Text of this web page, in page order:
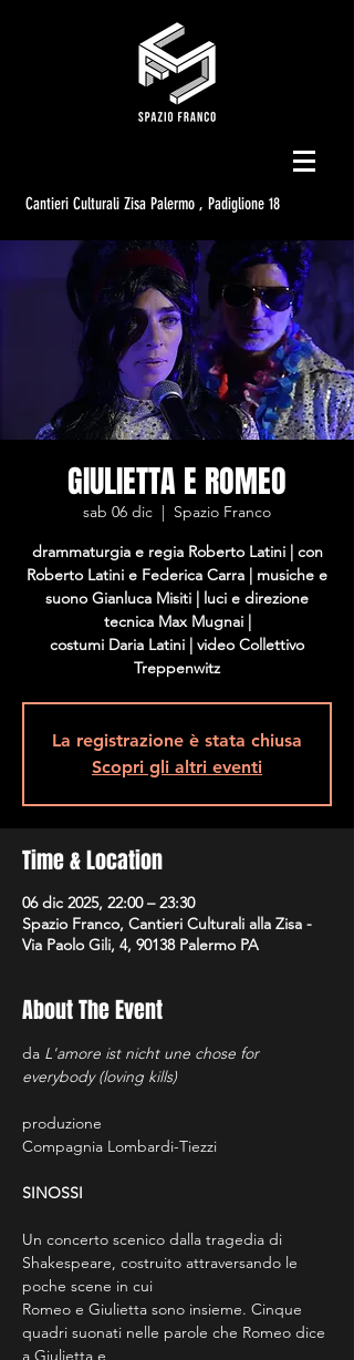
Cantieri Culturali Zisa Palermo , Padiglione 18
GIULIETTA E ROMEO
sab 06 dic
  |
Spazio Franco
drammaturgia e regia Roberto Latini | con
Roberto Latini e Federica Carra | musiche e
suono Gianluca Misiti | luci e direzione
tecnica Max Mugnai |
costumi Daria Latini | video Collettivo
Treppenwitz
La registrazione è stata chiusa
Scopri gli altri eventi
Time & Location
06 dic 2025, 22:00 – 23:30
Spazio Franco, Cantieri Culturali alla Zisa -
Via Paolo Gili, 4, 90138 Palermo PA
About The Event
da L'amore ist nicht une chose for
everybody (loving kills)
produzione
Compagnia Lombardi-Tiezzi
SINOSSI
Un concerto scenico dalla tragedia di
Shakespeare, costruito attraversando le
poche scene in cui
Romeo e Giulietta sono insieme. Cinque
quadri suonati nelle parole che Romeo dice
a Giulietta e